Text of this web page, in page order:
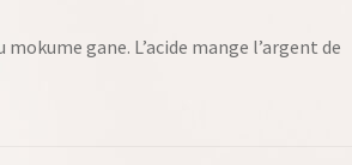
gane. L’acide mange l’argent de